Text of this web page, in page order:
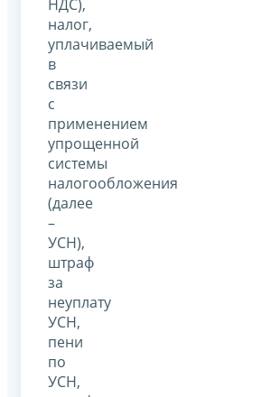
НДС),
налог,
уплачиваемый
в
связи
с
применением
упрощенной
системы
налогообложения
(далее
–
УСН),
штраф
за
неуплату
УСН,
пени
по
УСН,